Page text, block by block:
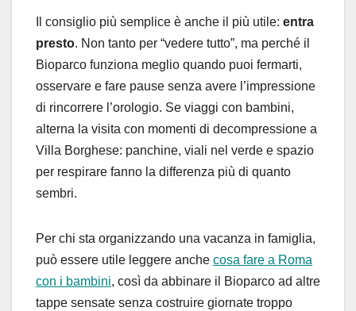
Il consiglio più semplice è anche il più utile: entra
presto. Non tanto per “vedere tutto”, ma perché il
Bioparco funziona meglio quando puoi fermarti,
osservare e fare pause senza avere l’impressione
di rincorrere l’orologio. Se viaggi con bambini,
alterna la visita con momenti di decompressione a
Villa Borghese: panchine, viali nel verde e spazio
per respirare fanno la differenza più di quanto
sembri.
Per chi sta organizzando una vacanza in famiglia,
può essere utile leggere anche cosa fare a Roma
con i bambini, così da abbinare il Bioparco ad altre
tappe sensate senza costruire giornate troppo